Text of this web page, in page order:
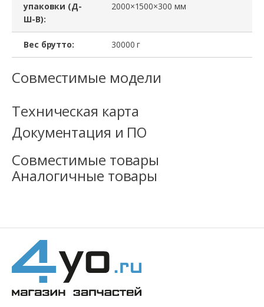
упаковки (Д-
Ш-В):
2000×1500×300 мм
Вес брутто: 30000 г
Совместимые модели
Техническая карта
Документация и ПО
Совместимые товары
Аналогичные товары